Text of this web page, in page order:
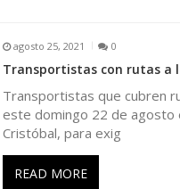
agosto 25, 2021 0
Transportistas con rutas a
Transportistas que cubren
este domingo 22 de agosto
Cristóbal, para exig
READ MORE